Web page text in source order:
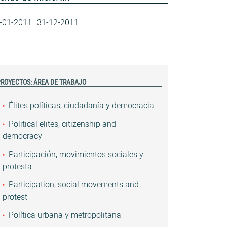
2011–31-12-2011
ÁREA DE TRABAJO
Élites políticas, ciudadanía y democracia
Political elites, citizenship and
democracy
Participación, movimientos sociales y
protesta
Participation, social movements and
protest
Política urbana y metropolitana